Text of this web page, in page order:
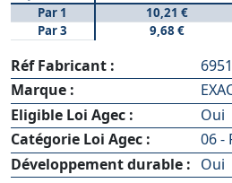
Par 1
10,21 €
Par 3
9,68 €
Réf Fabricant :
Marque :
Eligible Loi Agec :
Oui
Catégorie Loi Agec :
06 -
Développement durable : Oui